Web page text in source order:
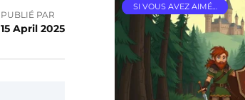
PUBLIÉ PAR
15 April 2025
SI VOUS AVEZ AIMÉ…